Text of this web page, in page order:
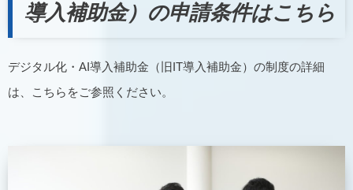
導入補助金）の申請条件はこちら
デジタル化・AI導入補助金（旧IT導入補助金）の制度の詳細
は、こちらをご参照ください。